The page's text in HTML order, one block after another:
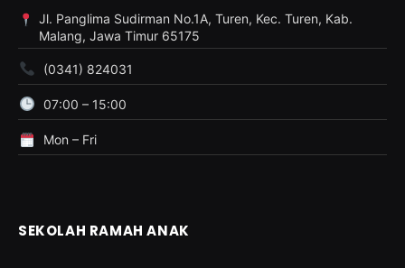
Jl. Panglima Sudirman No.1A, Turen, Kec. Turen, Kab.
Malang, Jawa Timur 65175
(0341) 824031
07:00 – 15:00
Mon – Fri
SEKOLAH RAMAH ANAK